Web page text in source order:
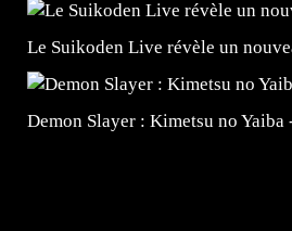
Le Suikoden Live révèle un
Demon Slayer : Kimetsu no